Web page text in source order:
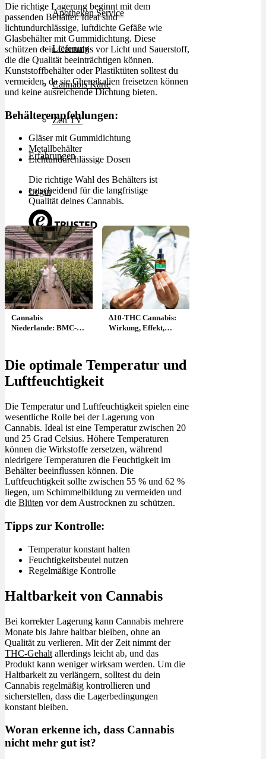
Apotheken Service
Lieferung
Cannabis Karte
Zen TV
Erfahrungen
Login
Menü Menü
Die richtige Lagerung beginnt mit dem
passenden Behälter. Ideal sind
lichtundurchlässige, luftdichte Gefäße wie
Glasbehälter mit Gummidichtung. Diese
schützen dein Cannabis vor Licht und Sauerstoff,
die die Qualität beeinträchtigen können.
Kunststoffbehälter oder Plastiktüten solltest du
vermeiden, da sie Chemikalien freisetzen können
und keine ausreichende Dichtung bieten.
Behälterempfehlungen:
Gläser mit Gummidichtung
Metallbehälter
Lichtundurchlässige Dosen
Die richtige Wahl des Behälters ist
entscheidend für die langfristige
Qualität deines Cannabis.
Cannabis
Niederlande: BMC-
Δ10-THC Cannabis:
Wirkung, Effekt,
Tetrahydrocannabinol
Die optimale Temperatur und
Luftfeuchtigkeit
Die Temperatur und Luftfeuchtigkeit spielen eine
wesentliche Rolle bei der Lagerung von
Cannabis. Ideal ist eine Temperatur zwischen 20
und 25 Grad Celsius. Höhere Temperaturen
können die Wirkstoffe zersetzen, während
niedrigere Temperaturen die Feuchtigkeit im
Behälter beeinflussen können. Die
Luftfeuchtigkeit sollte zwischen 55 % und 62 %
liegen, um Schimmelbildung zu vermeiden und
die Blüten vor dem Austrocknen zu schützen.
Tipps zur Kontrolle:
Temperatur konstant halten
Feuchtigkeitsbeutel nutzen
Regelmäßige Kontrolle
Haltbarkeit von Cannabis
Bei korrekter Lagerung kann Cannabis mehrere
Monate bis Jahre haltbar bleiben, ohne an
Qualität zu verlieren. Mit der Zeit nimmt der
THC-Gehalt allerdings leicht ab, und das
Produkt kann weniger wirksam werden. Um die
Haltbarkeit zu verlängern, solltest du dein
Cannabis regelmäßig kontrollieren und
sicherstellen, dass die Lagerbedingungen
konstant bleiben.
Woran erkenne ich, dass Cannabis
nicht mehr gut ist?